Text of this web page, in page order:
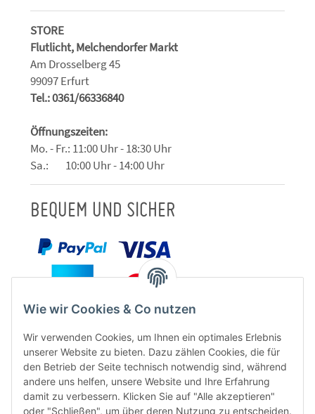
STORE
Flutlicht, Melchendorfer Markt
Am Drosselberg 45
99097 Erfurt
Tel.: 0361/66336840
Öffnungszeiten:
Mo. - Fr.: 11:00 Uhr - 18:30 Uhr
Sa.: 10:00 Uhr - 14:00 Uhr
BEQUEM UND SICHER
Wie wir Cookies & Co nutzen
Wir verwenden Cookies, um Ihnen ein optimales Erlebnis
unserer Website zu bieten. Dazu zählen Cookies, die für
den Betrieb der Seite technisch notwendig sind, während
andere uns helfen, unsere Website und Ihre Erfahrung
damit zu verbessern. Klicken Sie auf "Alle akzeptieren"
oder "Schließen", um über deren Nutzung zu entscheiden.